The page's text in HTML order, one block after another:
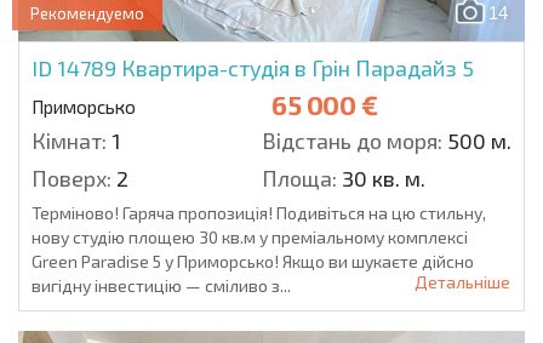
14
Рекомендуемо
ID 14789 Квартира-студія в Грін Парадайз 5
Приморсько 65 000 €
Кімнат: 1 Відстань до моря: 500 м.
Поверх: 2 Площа: 30 кв. м.
Терміново! Гаряча пропозиція! Подивіться на цю стильну,
нову студію площею 30 кв.м у преміальному комплексі
Green Paradise 5 у Приморсько! Якщо ви шукаєте дійсно
вигідну інвестицію — сміливо з...
Детальніше